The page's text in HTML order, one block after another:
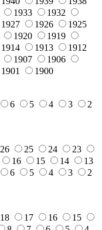
1933
1932
1927 1926
1925
1920
1919
1914 1913
1912
1907
1906
1901 1900
6 5 4 3
2
26 25 24
23
16 15 14
13
6 5 4 3
2
18 17 16
15